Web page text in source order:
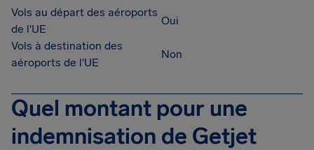
Vols au départ des aéroports
de l'UE
Oui
Vols à destination des
aéroports de l'UE
Non
Quel montant pour une
indemnisation de Getjet